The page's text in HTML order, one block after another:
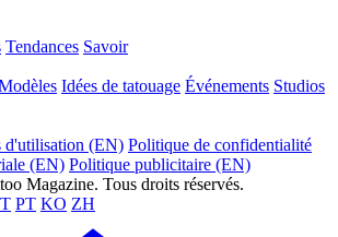
Tendances Savoir
Idées de tatouage Événements Studios
d'utilisation (EN) Politique de confidentialité
(EN) Politique publicitaire (EN)
Magazine. Tous droits réservés.
PT KO ZH